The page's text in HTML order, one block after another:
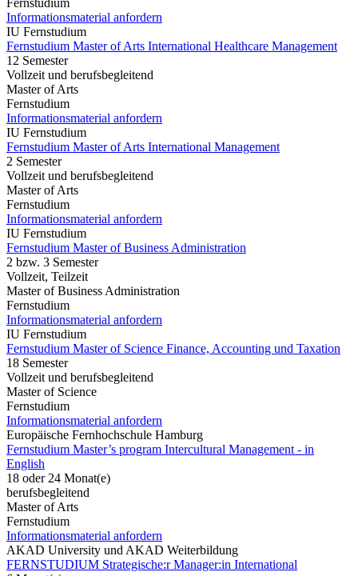
Fernstudium
Informationsmaterial anfordern
IU Fernstudium
Fernstudium Master of Arts International Healthcare Management
12 Semester
Vollzeit und berufsbegleitend
Master of Arts
Fernstudium
Informationsmaterial anfordern
IU Fernstudium
Fernstudium Master of Arts International Management
2 Semester
Vollzeit und berufsbegleitend
Master of Arts
Fernstudium
Informationsmaterial anfordern
IU Fernstudium
Fernstudium Master of Business Administration
2 bzw. 3 Semester
Vollzeit, Teilzeit
Master of Business Administration
Fernstudium
Informationsmaterial anfordern
IU Fernstudium
Fernstudium Master of Science Finance, Accounting und Taxation
18 Semester
Vollzeit und berufsbegleitend
Master of Science
Fernstudium
Informationsmaterial anfordern
Europäische Fernhochschule Hamburg
Fernstudium Master’s program Intercultural Management - in
English
18 oder 24 Monat(e)
berufsbegleitend
Master of Arts
Fernstudium
Informationsmaterial anfordern
AKAD University und AKAD Weiterbildung
FERNSTUDIUM Strategische:r Manager:in International